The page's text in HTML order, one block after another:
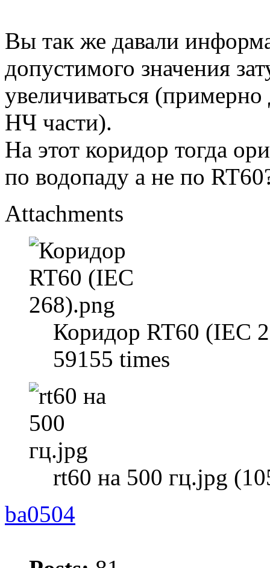
Вы так же давали
допустимого значения
увеличиваться
НЧ части).
На этот коридор тогда
по водопаду а не по
Attachments
Коридор RT60 (IEC
59155 times
rt60 на 500 гц.jpg
ba0504